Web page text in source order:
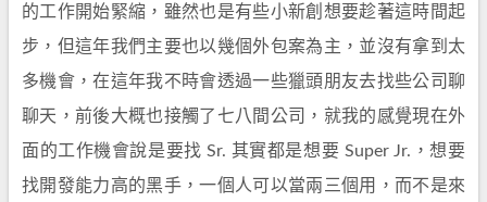
的工作開始緊縮，雖然也是有些小新創想要趁著這時間起
步，但這年我們主要也以幾個外包案為主，並沒有拿到太
多機會，在這年我不時會透過一些獵頭朋友去找些公司聊
聊天，前後大概也接觸了七八間公司，就我的感覺現在外
面的工作機會說是要找 Sr. 其實都是想要 Super Jr.，想要
找開發能力高的黑手，一個人可以當兩三個用，而不是來